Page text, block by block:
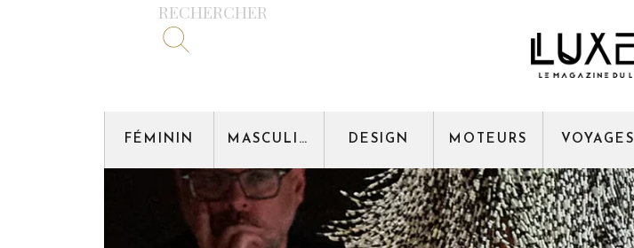
RECHERCHER
FÉMININ MASCULIN DESIGN MOTEURS VOYAGES